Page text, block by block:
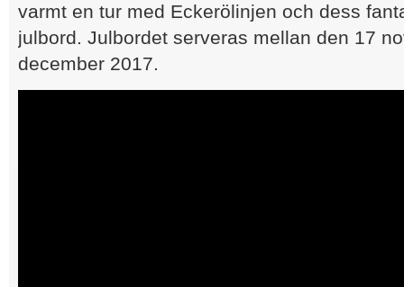
varmt en tur med Eckerölinjen och dess
julbord. Julbordet serveras mellan den 17
december 2017.